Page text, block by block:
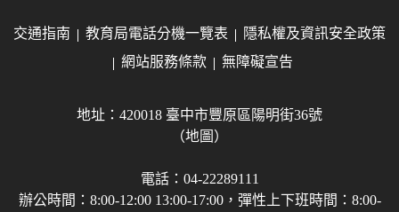
交通指南 教育局電話分機一覽表
隱私權及資訊安全政策
網站服務條款
無障礙宣告
地址：420018 臺中市豐原區陽明街36號
（地圖）
電話：04-22289111
辦公時間：8:00-12:00 13:00-17:00，彈性上下班時間：8:00-